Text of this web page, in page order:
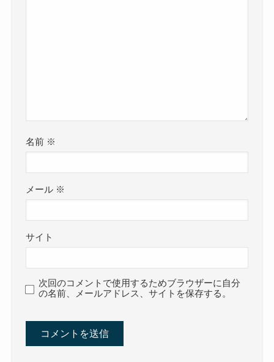
名前 ※
メール ※
サイト
次回のコメントで使用するためブラウザーに自分
の名前、メールアドレス、サイトを保存する。